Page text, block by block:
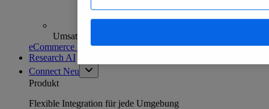
Umsatzanalysen und -prognosen
eCommerce Insights entdecken
Research AI
Connect Neu
Produkt
Flexible Integration für jede Umgebung